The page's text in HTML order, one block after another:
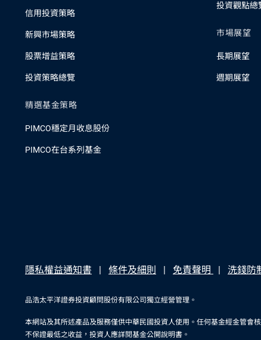
信用投資策略
新興市場策略
股票增益策略
投資策略總覽
精選基金策略
PIMCO穩定月收息股份
PIMCO在台系列基金
投資觀點總
市場展望
長期展望
週期展望
隱私權益通知書 條件及細則 免責聲明 洗錢防
品浩太平洋證券投資顧問股份有限公司獨立經營管理。
本網站及其所述產品及服務僅供中華民國投資人使用。任何基金經金管會
不保證最低之收益，投資人應詳閱基金公開說明書。